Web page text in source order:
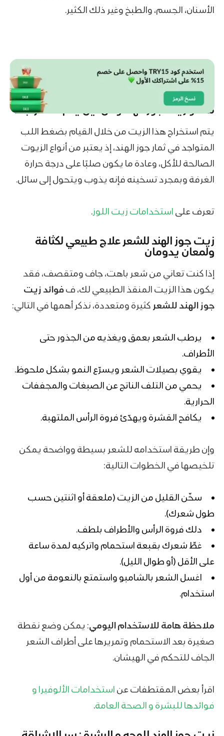
الأسنان، الجسم، والطبخ وغير ذلك الكثير.
ما هوزيت جوز الهند ومن أين يتم استخراجه؟
يتم استخراج هذا الزيت من خلال القيام بضغط اللب
المتواجد في ثمار جوز الهند، إذ يعتبر من أنواع الزيوت
الصالحة للأكل، وعادة ما يكون صلبًا على درجة حرارة
الغرفة وبمجرد تسخينه فإنه يذوب ويتحول إلى سائل.
تعرف على استخدامات زيت اللوز.
زيت جوز الهند للشعر علاج طبيعي لكثافة
ولمعان يدومان
إذا كنت تعاني من شعر باهت، جاف ومتقصف، فقد
يكون هذا الزيت المنقذ الطبيعي لك، ففوائد زيت
جوز الهند للشعر كثيرة ومتعددة، نذكر أهمها في التالي:
يرطب الشعر بعمق ويغذيه من الجذور حتى
الأطراف.
يقوي بصيلات الشعر ويسرّع النمو بشكل ملحوظ.
يحمي من التلف الناتج عن الصبغات والمجففات
الحرارية.
يكافح القشرة ويهدّئ فروة الرأس الملتهبة.
وإن طريقة استخدامه للشعر بسيطة وواضحة يمكن
تلخيصها في الخطوات التالية:
سخّن القليل من الزيت (ملعقة أو اثنتين حسب
طول شعرك).
دلك فروة الرأس والأطراف بلطف.
غطِّ شعرك بقبعة استحمام واتركيه لمدة ساعة
على الأقل (أو طوال الليل).
اغسل الشعر بالشامبو واستمتع بالنعومة من أول
استخدام.
ملاحظة هامة للاستخدام اليومي: يمكن وضع نقطة
صغيرة بعد الاستحمام وتمريرها على أطراف الشعر
الجاف للتحكم في الهيشان.
اقرأ بعض المقتطفات عن استخدامات الألوفيرا و
فوائدها للبشرة و الصحة العامة.